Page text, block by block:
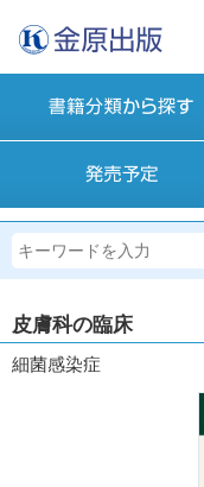
皮膚科の臨床
細菌感染症